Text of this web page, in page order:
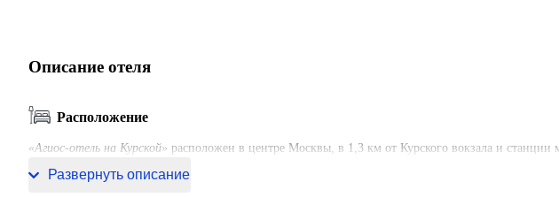
Описание отеля
Расположение
«Агиос-отель на Курской» расположен в центре Москвы, в 1,3 км от Курского вокзала и станции
Развернуть описание